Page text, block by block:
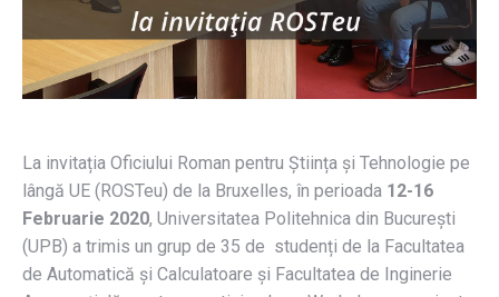
La invitația Oficiului Roman pentru Știința și Tehnologie pe
lângă UE (ROSTeu) de la Bruxelles, în perioada 12-16
Februarie 2020, Universitatea Politehnica din București
(UPB) a trimis un grup de 35 de studenți de la Facultatea
de Automatică și Calculatoare și Facultatea de Inginerie